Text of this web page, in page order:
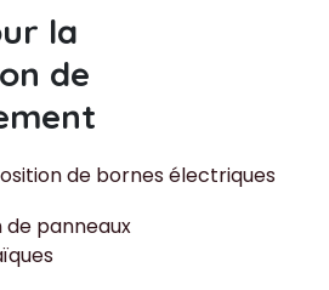
la
de
de bornes électriques
panneaux